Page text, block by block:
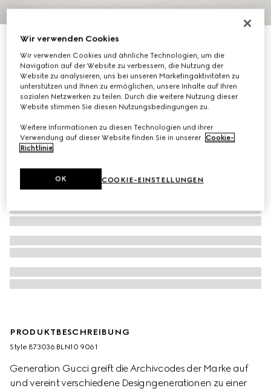
Kleinkinder-Stretch Low-Top-Sneaker
€ 420
PRODUKTBESCHREIBUNG
Style ‎873036 BLN10 9061
Generation Gucci greift die Archivcodes der Marke auf
und vereint verschiedene Designgenerationen zu einer
Wir verwenden Cookies
Wir verwenden Cookies und ähnliche Technologien, um die
Navigation auf der Website zu verbessern, die Nutzung der
Website zu analysieren, uns bei unseren Marketingaktivitäten zu
unterstützen und Ihnen zu ermöglichen, unsere Inhalte auf Ihren
sozialen Netzwerken zu teilen. Durch die weitere Nutzung dieser
Website stimmen Sie diesen Nutzungsbedingungen zu.
Weitere Informationen zu diesen Technologien und ihrer
Verwendung auf dieser Website finden Sie in unserer Cookie-
Richtlinie.
COOKIE-EINSTELLUNGEN
OK